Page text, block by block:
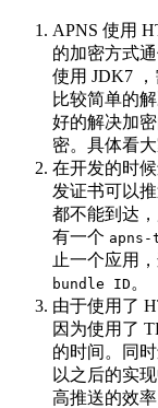
APNS 使用
的加密方式
使用 JDK7
比较简单的
好的解决加
密。具体看
在开发的时
发证书可以
都不能到达
有一个
止一个应用
bundle ID 。
由于使用了
因为使用了
的时间。同
以之后的实
高推送的效